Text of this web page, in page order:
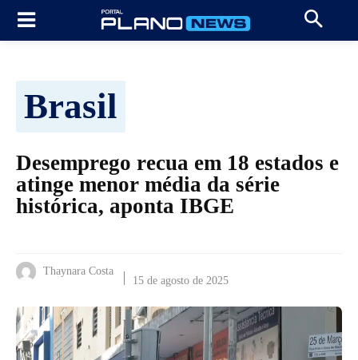
Brasil
Desemprego recua em 18 estados e
atinge menor média da série
histórica, aponta IBGE
Thaynara Costa
15 de agosto de 2025